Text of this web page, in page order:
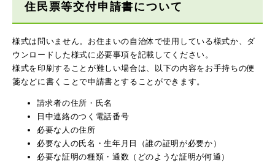
住民票等交付申請書について
様式は問いません。お住まいの自治体で使用している様式か、ダ
ウンロードした様式に必要事項を記載してください。
様式を印刷することが難しい場合は、以下の内容をお手持ちの便
箋などに書くことで申請書とすることができます。
請求者の住所・氏名
日中連絡のつく電話番号
必要な人の住所
必要な人の氏名・生年月日（誰の証明が必要か）
必要な証明の種類・通数（どのような証明が何通）